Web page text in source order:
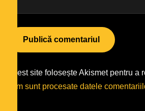
Acest site folosește Akismet pentru a
cum sunt procesate datele